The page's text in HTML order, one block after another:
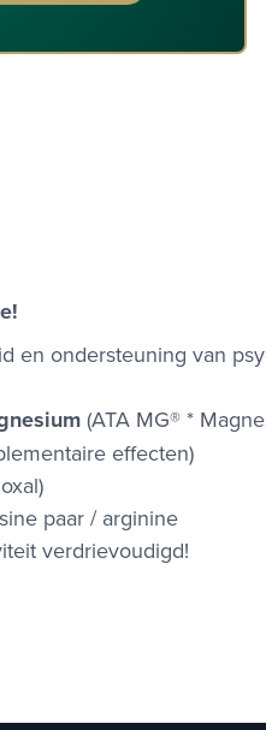
en ondersteuning van
(ATA MG® *
effecten)
paar / arginine
verdrievoudigd!